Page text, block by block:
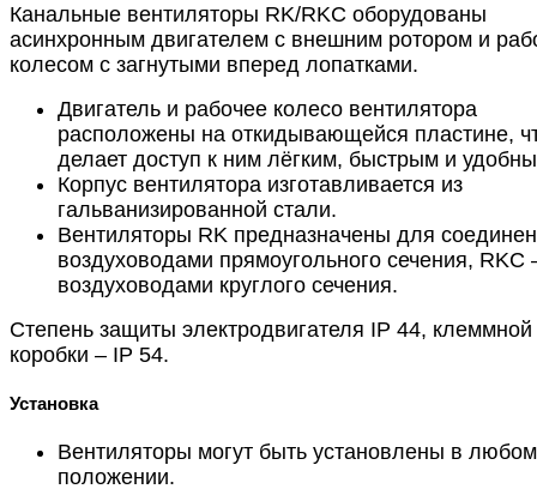
Канальные вентиляторы RK/RKC оборудованы
асинхронным двигателем с внешним ротором и
колесом с загнутыми вперед лопатками.
Двигатель и рабочее колесо вентилятора
расположены на откидывающейся пластине,
делает доступ к ним лёгким, быстрым и
Корпус вентилятора изготавливается из
гальванизированной стали.
Вентиляторы RK предназначены для
воздуховодами прямоугольного сечения, RKC
воздуховодами круглого сечения.
Степень защиты электродвигателя IP 44, клеммной
коробки – IP 54.
Установка
Вентиляторы могут быть установлены в любом
положении.